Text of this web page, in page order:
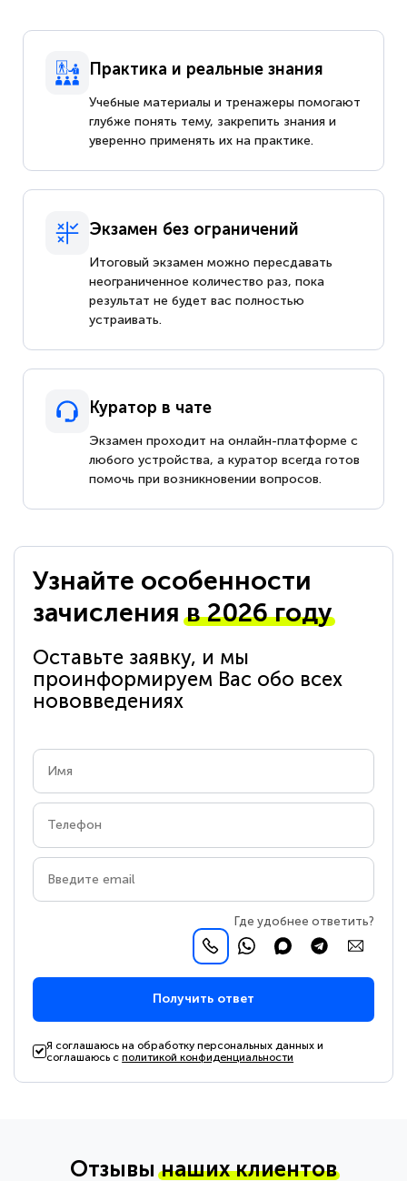
Практика и реальные знания
Учебные материалы и тренажеры помогают
глубже понять тему, закрепить знания и
уверенно применять их на практике.
Экзамен без ограничений
Итоговый экзамен можно пересдавать
неограниченное количество раз, пока
результат не будет вас полностью
устраивать.
Куратор в чате
Экзамен проходит на онлайн-платформе с
любого устройства, а куратор всегда готов
помочь при возникновении вопросов.
Узнайте особенности
зачисленияв 2026 году
Оставьте заявку, и мы
проинформируем Вас обо всех
нововведениях
Где удобнее ответить?
Получить ответ
Я соглашаюсь на обработку персональных данных и
соглашаюсь сполитикой конфиденциальности
Отзывынаших клиентов